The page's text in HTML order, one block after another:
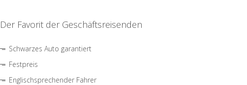
Der Favorit der Geschäftsreisenden
Schwarzes Auto garantiert
Festpreis
Englischsprechender Fahrer